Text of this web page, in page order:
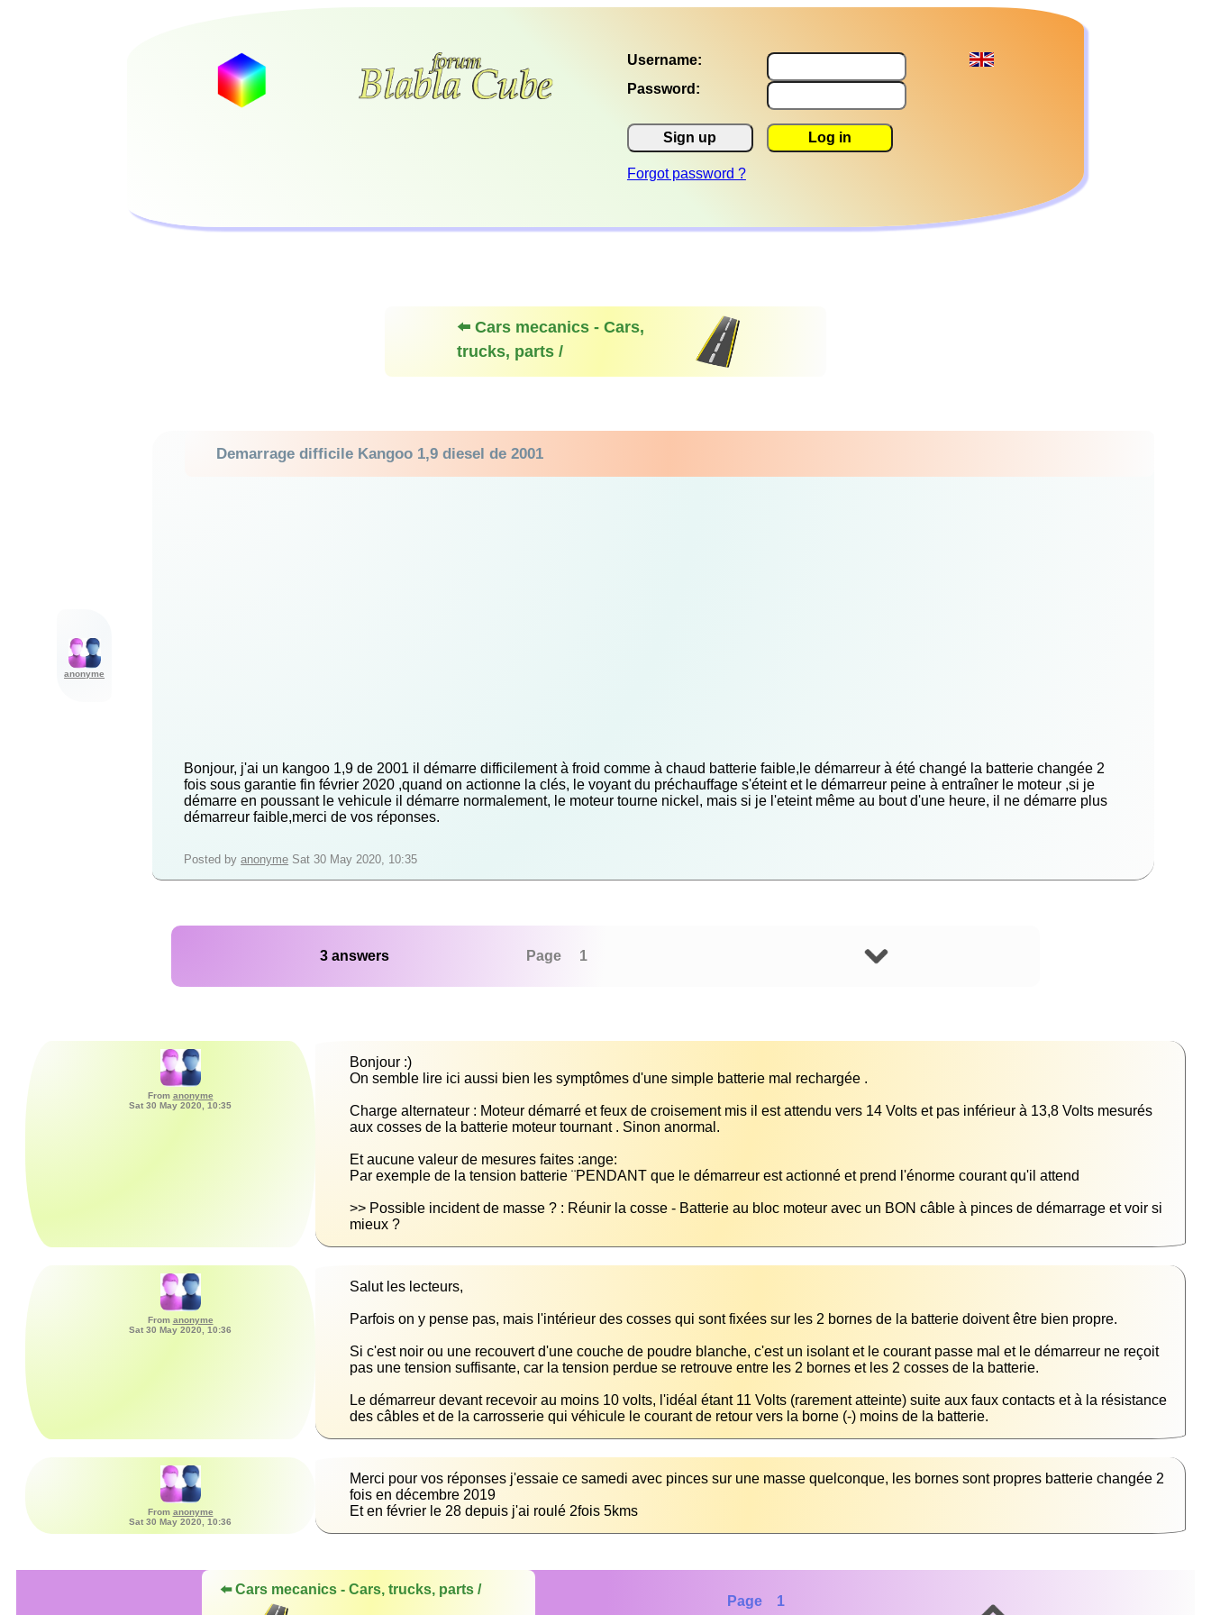
Username:
Password:
Sign up Log in
Forgot password ?
⬅️ Cars mecanics - Cars,
trucks, parts /
anonyme
Demarrage difficile Kangoo 1,9 diesel de 2001
Bonjour, j'ai un kangoo 1,9 de 2001 il démarre difficilement à froid comme à chaud batterie faible,le démarreur à été changé la batterie changée 2
fois sous garantie fin février 2020 ,quand on actionne la clés, le voyant du préchauffage s'éteint et le démarreur peine à entraîner le moteur ,si je
démarre en poussant le vehicule il démarre normalement, le moteur tourne nickel, mais si je l'eteint même au bout d'une heure, il ne démarre plus
démarreur faible,merci de vos réponses.
Posted byanonyme Sat 30 May 2020, 10:35
3 answers Page 1
From anonyme
Sat 30 May 2020, 10:35
Charge alternateur : Moteur démarré et feux de croisement mis il est attendu vers 14 Volts et pas inférieur à 13,8 Volts mesurés
>> Possible incident de masse ? : Réunir la cosse - Batterie au bloc moteur avec un BON câble à pinces de démarrage et voir si
mieux ?
From anonyme
Sat 30 May 2020, 10:36
Si c'est noir ou une recouvert d'une couche de poudre blanche, c'est un isolant et le courant passe mal et le démarreur ne reçoit
Le démarreur devant recevoir au moins 10 volts, l'idéal étant 11 Volts (rarement atteinte) suite aux faux contacts et à la résistance
des câbles et de la carrosserie qui véhicule le courant de retour vers la borne (-) moins de la batterie.
From anonyme
Sat 30 May 2020, 10:36
Merci pour vos réponses j'essaie ce samedi avec pinces sur une masse quelconque, les bornes sont propres batterie changée 2
Et en février le 28 depuis j'ai roulé 2fois 5kms
⬅️ Cars mecanics - Cars, trucks, parts /
Page 1